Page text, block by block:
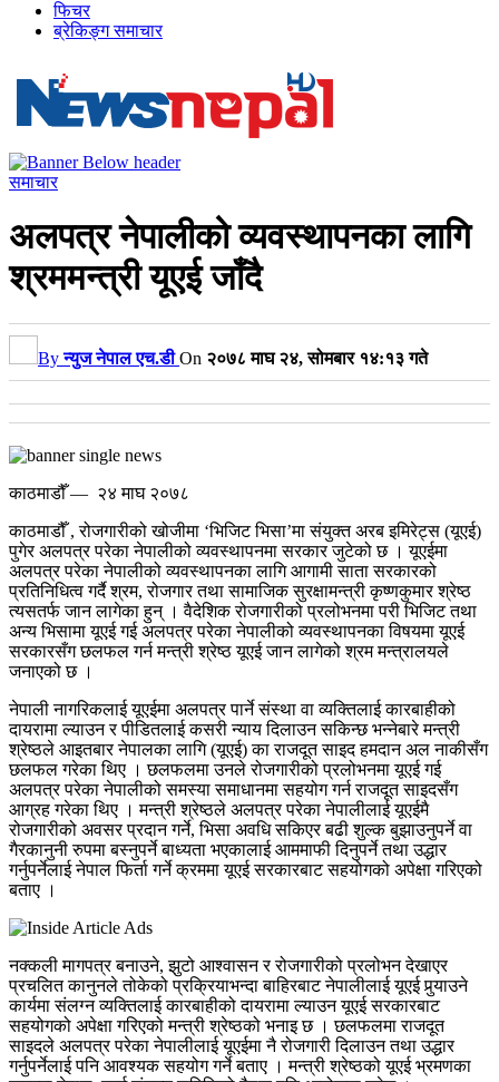
फिचर
ब्रेकिङ्ग समाचार
समाचार
अलपत्र नेपालीको व्यवस्थापनका लागि
श्रममन्त्री यूएई जाँदै
Byन्युज नेपाल एच.डी On २०७८ माघ २४, सोमबार १४:१३ गते
काठमाडौँ — २४ माघ २०७८
काठमाडौँ , रोजगारीको खोजीमा ‘भिजिट भिसा’मा संयुक्त अरब इमिरेट्स (यूएई)
पुगेर अलपत्र परेका नेपालीको व्यवस्थापनमा सरकार जुटेको छ । यूएईमा
अलपत्र परेका नेपालीको व्यवस्थापनका लागि आगामी साता सरकारको
प्रतिनिधित्व गर्दै श्रम, रोजगार तथा सामाजिक सुरक्षामन्त्री कृष्णकुमार श्रेष्ठ
त्यसतर्फ जान लागेका हुन् ।वैदेशिक रोजगारीको प्रलोभनमा परी भिजिट तथा
अन्य भिसामा यूएई गई अलपत्र परेका नेपालीको व्यवस्थापनका विषयमा यूएई
सरकारसँग छलफल गर्न मन्त्री श्रेष्ठ यूएई जान लागेको श्रम मन्त्रालयले
जनाएको छ ।
नेपाली नागरिकलाई यूएईमा अलपत्र पार्ने संस्था वा व्यक्तिलाई कारबाहीको
दायरामा ल्याउन र पीडितलाई कसरी न्याय दिलाउन सकिन्छ भन्नेबारे मन्त्री
श्रेष्ठले आइतबार नेपालका लागि (यूएई) का राजदूत साइद हमदान अल नाकीसँग
छलफल गरेका थिए ।छलफलमा उनले रोजगारीको प्रलोभनमा यूएई गई
अलपत्र परेका नेपालीको समस्या समाधानमा सहयोग गर्न राजदूत साइदसँग
आग्रह गरेका थिए । मन्त्री श्रेष्ठले अलपत्र परेका नेपालीलाई यूएईमै
रोजगारीको अवसर प्रदान गर्ने, भिसा अवधि सकिएर बढी शुल्क बुझाउनुपर्ने वा
गैरकानुनी रुपमा बस्नुपर्ने बाध्यता भएकालाई आममाफी दिनुपर्ने तथा उद्धार
गर्नुपर्नेलाई नेपाल फिर्ता गर्ने क्रममा यूएई सरकारबाट सहयोगको अपेक्षा गरिएको
बताए ।
नक्कली मागपत्र बनाउने, झुटो आश्वासन र रोजगारीको प्रलोभन देखाएर
प्रचलित कानुनले तोकेको प्रक्रियाभन्दा बाहिरबाट नेपालीलाई यूएई पुर्‍याउने
कार्यमा संलग्न व्यक्तिलाई कारबाहीको दायरामा ल्याउन यूएई सरकारबाट
सहयोगको अपेक्षा गरिएको मन्त्री श्रेष्ठको भनाइ छ ।छलफलमा राजदूत
साइदले अलपत्र परेका नेपालीलाई यूएईमा नै रोजगारी दिलाउन तथा उद्धार
गर्नुपर्नेलाई पनि आवश्यक सहयोग गर्ने बताए । मन्त्री श्रेष्ठको यूएई भ्रमणका